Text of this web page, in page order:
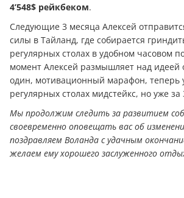
4’548$ рейкбеком.
Следующие 3 месяца Алексей
силы в Тайланд, где собирается
регулярных столах в удобном часовом
момент Алексей размышляет над идеей
один, мотивационный марафон, теперь
регулярных столах мидстейкс, но уже за
Мы продолжим следить за развитием
своевременно оповещать вас об
поздравляем Воланда с удачным
желаем ему хорошего заслуженного